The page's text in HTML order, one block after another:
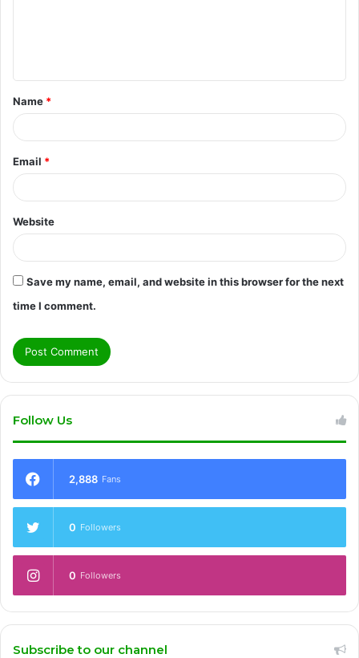
t
*
Name *
Email *
Website
Save my name, email, and website in this browser for the next
time I comment.
Follow Us
2,888 Fans
0 Followers
0 Followers
Subscribe to our channel